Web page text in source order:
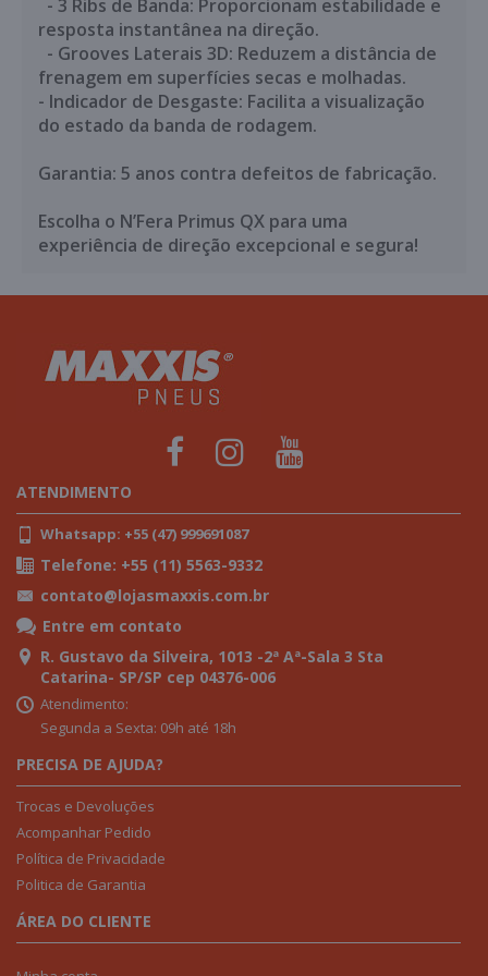
- 3 Ribs de Banda: Proporcionam estabilidade e
resposta instantânea na direção.
- Grooves Laterais 3D: Reduzem a distância de
frenagem em superfícies secas e molhadas.
- Indicador de Desgaste: Facilita a visualização
do estado da banda de rodagem.
Garantia: 5 anos contra defeitos de fabricação.
Escolha o N’Fera Primus QX para uma
experiência de direção excepcional e segura!
ATENDIMENTO
Whatsapp: +55 (47) 999691087
Telefone: +55 (11) 5563-9332
contato@lojasmaxxis.com.br
Entre em contato
R. Gustavo da Silveira, 1013 -2ª Aª-Sala 3 Sta
Catarina- SP/SP cep 04376-006
Atendimento:
Segunda a Sexta: 09h até 18h
PRECISA DE AJUDA?
Trocas e Devoluções
Acompanhar Pedido
Política de Privacidade
Politica de Garantia
ÁREA DO CLIENTE